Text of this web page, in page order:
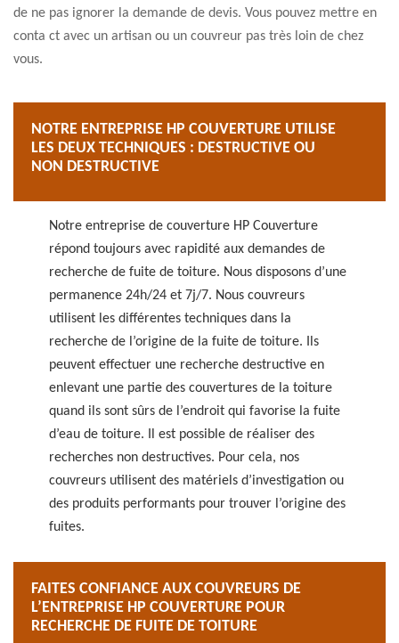
de ne pas ignorer la demande de devis. Vous pouvez mettre en
conta ct avec un artisan ou un couvreur pas très loin de chez
vous.
NOTRE ENTREPRISE HP COUVERTURE UTILISE
LES DEUX TECHNIQUES : DESTRUCTIVE OU
NON DESTRUCTIVE
Notre entreprise de couverture HP Couverture
répond toujours avec rapidité aux demandes de
recherche de fuite de toiture. Nous disposons d’une
permanence 24h/24 et 7j/7. Nous couvreurs
utilisent les différentes techniques dans la
recherche de l’origine de la fuite de toiture. Ils
peuvent effectuer une recherche destructive en
enlevant une partie des couvertures de la toiture
quand ils sont sûrs de l’endroit qui favorise la fuite
d’eau de toiture. Il est possible de réaliser des
recherches non destructives. Pour cela, nos
couvreurs utilisent des matériels d’investigation ou
des produits performants pour trouver l’origine des
fuites.
FAITES CONFIANCE AUX COUVREURS DE
L’ENTREPRISE HP COUVERTURE POUR
RECHERCHE DE FUITE DE TOITURE